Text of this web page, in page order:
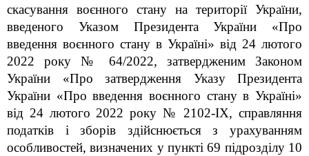
скасування воєнного стану на території України,
введеного Указом Президента України «Про
введення воєнного стану в Україні» від 24 лютого
2022 року № 64/2022, затвердженим Законом
України «Про затвердження Указу Президента
України «Про введення воєнного стану в Україні»
від 24 лютого 2022 року № 2102-ІХ, справляння
податків і зборів здійснюється з урахуванням
особливостей, визначених у пункті 69 підрозділу 10